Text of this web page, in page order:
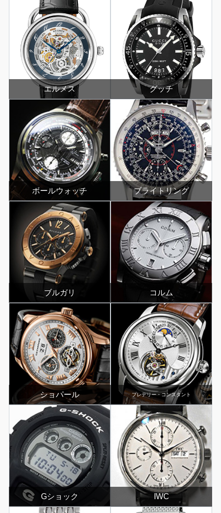
エルメス グッチ
ボールウォッチ ブライトリング
ブルガリ コルム
ショパール プレデリー・コンスタント
Gショック IWC